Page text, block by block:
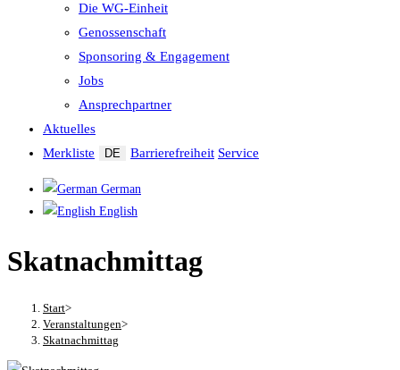
Die WG-Einheit
Genossenschaft
Sponsoring & Engagement
Jobs
Ansprechpartner
Aktuelles
Merkliste
DE Barrierefreiheit Service
German
English
Skatnachmittag
Start>
Veranstaltungen>
Skatnachmittag